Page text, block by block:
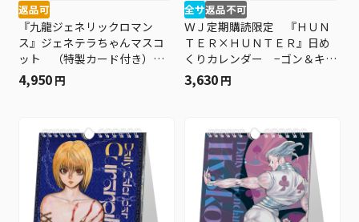
返品可
『九龍ジェネリックロマン
ス』ジェネテラちゃんマスコ
ット （特製カード付き）
ＢＦ３
4,950 円
全サ返品不可
ＷＪ定期購読限定 『ＨＵＮ
ＴＥＲ×ＨＵＮＴＥＲ』日め
くりカレンダー −ゴン＆キル
ア−
3,630 円